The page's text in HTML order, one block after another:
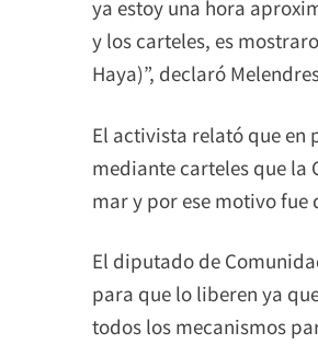
ya estoy una hora
y los carteles, es
Haya)”, declaró
El activista relató que en
mediante carteles que la
mar y por ese motivo
El diputado de
para que lo liberen ya
todos los mecanismos